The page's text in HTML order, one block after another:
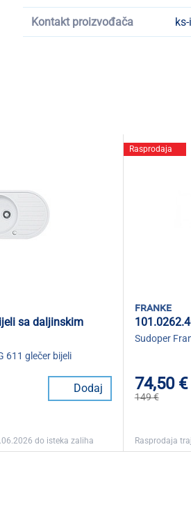
Kontakt proizvođača
sa daljinskim
611 glečer bijeli
Dodaj
do isteka zaliha
Rasprodaja
franke
Sudoper
74,50 €
149 €
Rasprodaja